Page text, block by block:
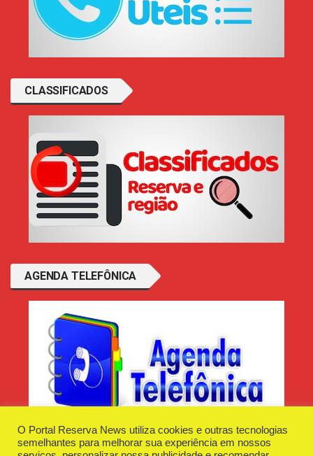
CLASSIFICADOS
AGENDA TELEFÔNICA
O Portal Reserva News utiliza cookies e outras tecnologias
semelhantes para melhorar sua experiência em nossos